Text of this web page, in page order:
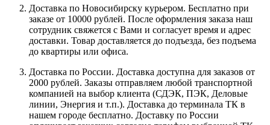
Доставка по Новосибирску курьером. Бесплатно при
заказе от 10000 рублей. После оформления заказа наш
сотрудник свяжется с Вами и согласует время и адрес
доставки. Товар доставляется до подъезда, без подъема
до квартиры или офиса.
Доставка по России. Доставка доступна для заказов от
2000 рублей. Заказы отправляем любой транспортной
компанией на выбор клиента (СДЭК, ПЭК, Деловые
линии, Энергия и т.п.). Доставка до терминала ТК в
нашем городе бесплатно. Доставку по России